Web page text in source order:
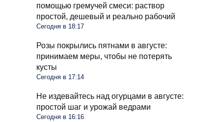
помощью гремучей смеси: раствор
простой, дешевый и реально рабочий
Сегодня в 18:17
Розы покрылись пятнами в августе:
принимаем меры, чтобы не потерять
кусты
Сегодня в 17:14
Не издевайтесь над огурцами в августе:
простой шаг и урожай ведрами
Сегодня в 16:16